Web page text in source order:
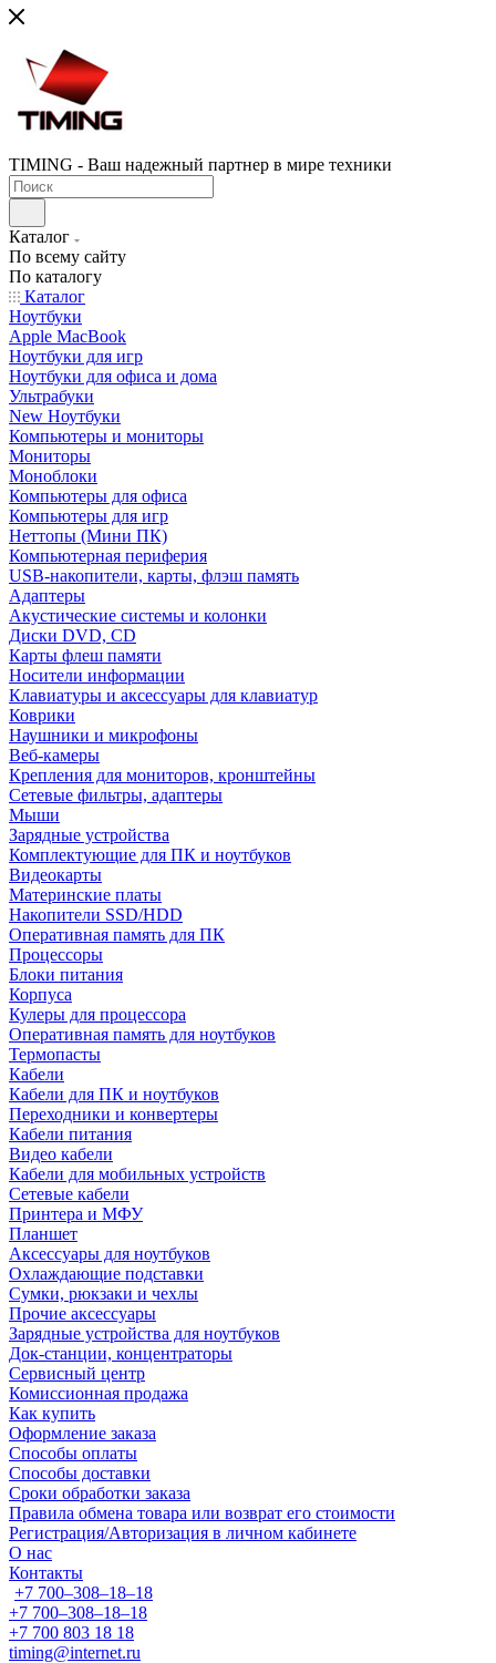
TIMING - Ваш надежный партнер в мире техники
Каталог
По всему сайту
По каталогу
Каталог
Ноутбуки
Apple MacBook
Ноутбуки для игр
Ноутбуки для офиса и дома
Ультрабуки
New Ноутбуки
Компьютеры и мониторы
Мониторы
Моноблоки
Компьютеры для офиса
Компьютеры для игр
Неттопы (Мини ПК)
Компьютерная периферия
USB-накопители, карты, флэш память
Адаптеры
Акустические системы и колонки
Диски DVD, CD
Карты флеш памяти
Носители информации
Клавиатуры и аксессуары для клавиатур
Коврики
Наушники и микрофоны
Веб-камеры
Крепления для мониторов, кронштейны
Сетевые фильтры, адаптеры
Мыши
Зарядные устройства
Комплектующие для ПК и ноутбуков
Видеокарты
Материнские платы
Накопители SSD/HDD
Оперативная память для ПК
Процессоры
Блоки питания
Корпуса
Кулеры для процессора
Оперативная память для ноутбуков
Термопасты
Кабели
Кабели для ПК и ноутбуков
Переходники и конвертеры
Кабели питания
Видео кабели
Кабели для мобильных устройств
Сетевые кабели
Принтера и МФУ
Планшет
Аксессуары для ноутбуков
Охлаждающие подставки
Сумки, рюкзаки и чехлы
Прочие аксессуары
Зарядные устройства для ноутбуков
Док-станции, концентраторы
Сервисный центр
Комиссионная продажа
Как купить
Оформление заказа
Способы оплаты
Способы доставки
Сроки обработки заказа
Правила обмена товара или возврат его стоимости
Регистрация/Авторизация в личном кабинете
О нас
Контакты
+7 700‒308‒18‒18
+7 700‒308‒18‒18
+7 700 803 18 18
timing@internet.ru